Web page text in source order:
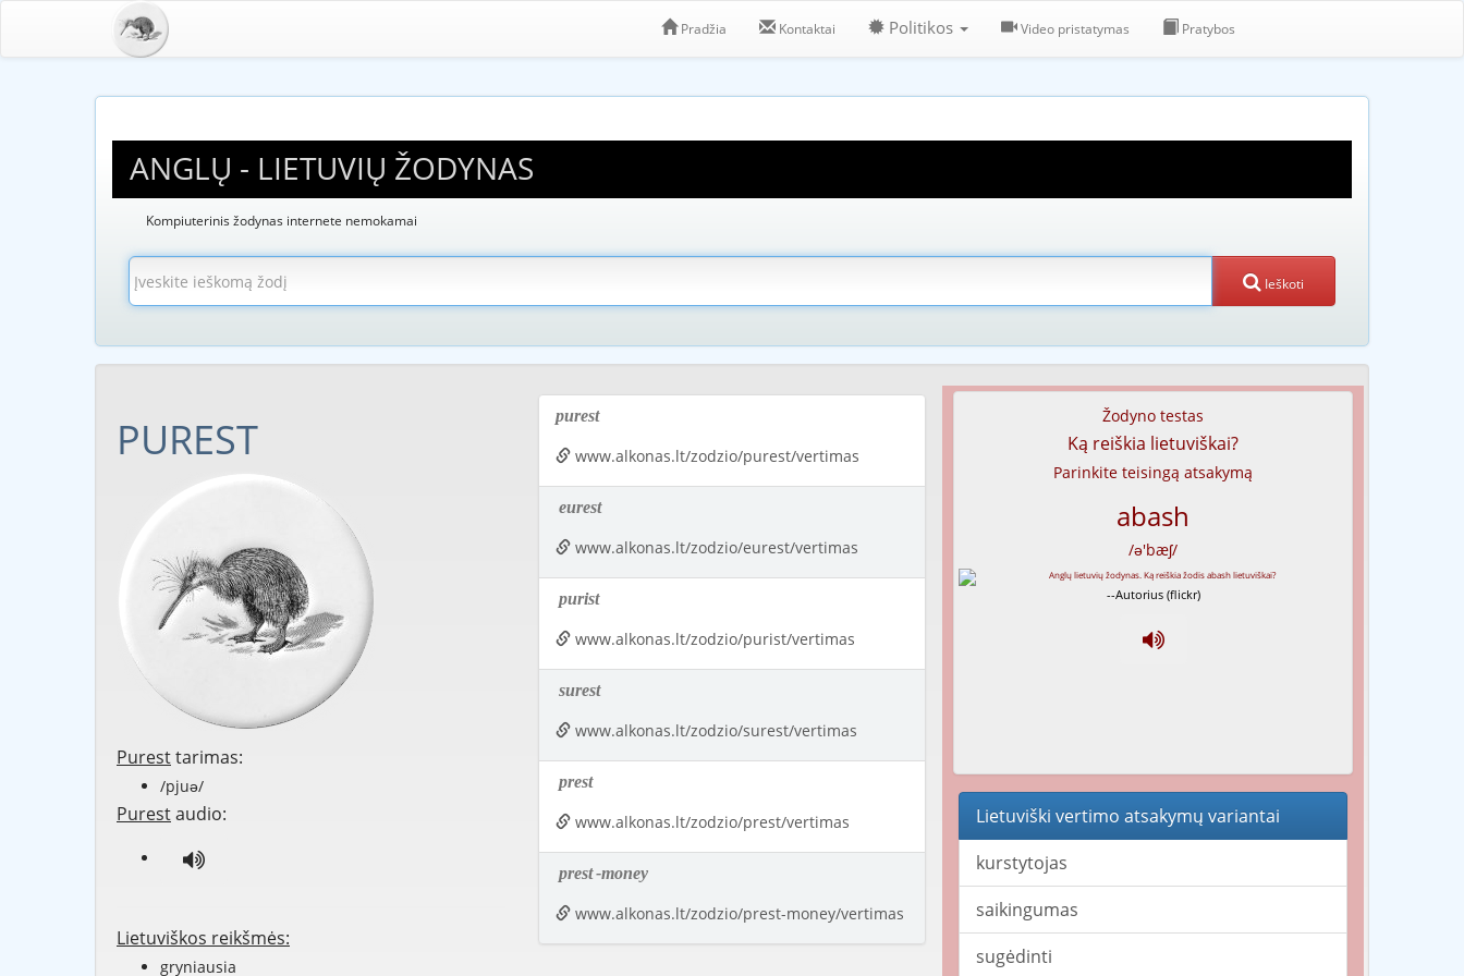
Pradžia Kontaktai Politikos Video pristatymas Pratybos
ANGLŲ - LIETUVIŲ ŽODYNAS
Kompiuterinis žodynas internete nemokamai
Ieškoti
PUREST
Puresttarimas:
/pjuə/
Purestaudio:
Lietuviškos reikšmės:
gryniausia
purest
www.alkonas.lt/zodzio/purest/vertimas
eurest
www.alkonas.lt/zodzio/eurest/vertimas
purist
www.alkonas.lt/zodzio/purist/vertimas
surest
www.alkonas.lt/zodzio/surest/vertimas
prest
www.alkonas.lt/zodzio/prest/vertimas
prest-money
www.alkonas.lt/zodzio/prest-money/vertimas
Žodyno testas
Ką reiškia lietuviškai?
Parinkite teisingą atsakymą
abash
/ə'bæʃ/
--Autorius (flickr)
Lietuviški vertimo atsakymų variantai
kurstytojas
saikingumas
sugėdinti